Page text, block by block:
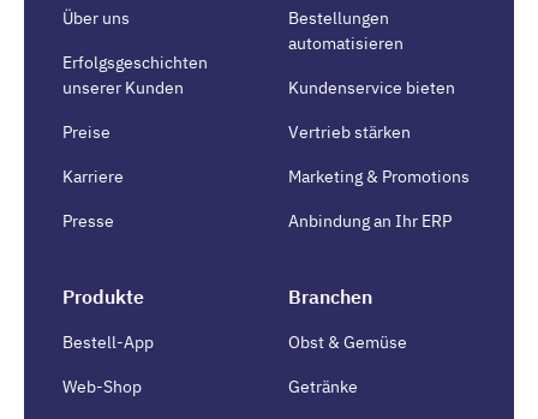
Über uns
Erfolgsgeschichten
unserer Kunden
Preise
Karriere
Presse
Bestellungen
automatisieren
Kundenservice bieten
Vertrieb stärken
Marketing & Promotions
Anbindung an Ihr ERP
Produkte
Bestell-App
Web-Shop
Branchen
Obst & Gemüse
Getränke